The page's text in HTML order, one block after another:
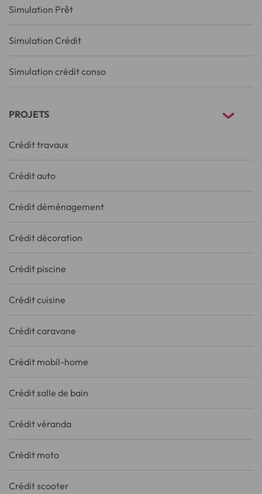
Simulation Prêt
Simulation Crédit
Simulation crédit conso
PROJETS
Crédit travaux
Crédit auto
Crédit déménagement
Crédit décoration
Crédit piscine
Crédit cuisine
Crédit caravane
Crédit mobil-home
Crédit salle de bain
Crédit véranda
Crédit moto
Crédit scooter